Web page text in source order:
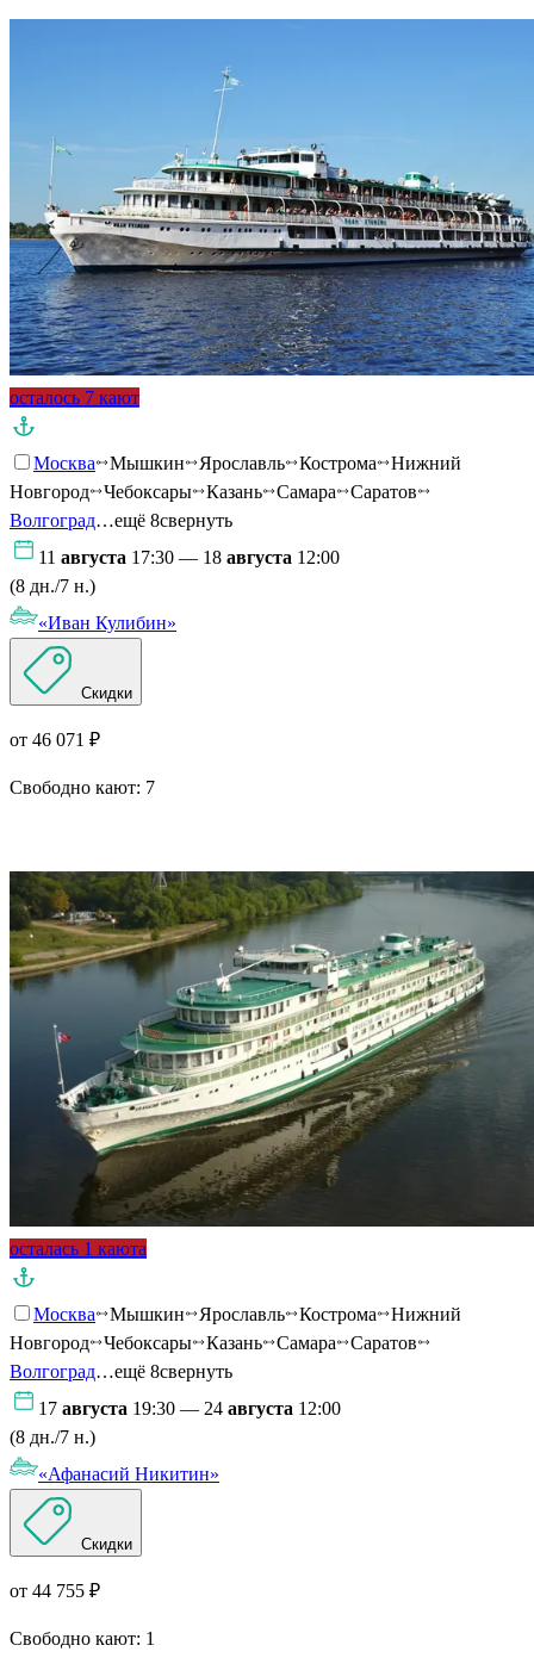
осталось 7 кают
Москва Мышкин Ярославль Кострома
Нижний
Новгород
Чебоксары Казань Самара
Саратов
Волгоград…ещё 8свернуть
11 августа 17:30 — 18 августа 12:00
(8 дн./7 н.)
«Иван Кулибин»
Скидки
от 46 071 ₽
Свободно кают: 7
осталась 1 каюта
Москва Мышкин Ярославль Кострома
Нижний
Новгород
Чебоксары Казань Самара
Саратов
Волгоград…ещё 8свернуть
17 августа 19:30 — 24 августа 12:00
(8 дн./7 н.)
«Афанасий Никитин»
Скидки
от 44 755 ₽
Свободно кают: 1